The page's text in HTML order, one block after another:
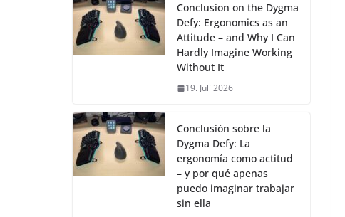
Conclusion on the Dygma
Defy: Ergonomics as an
Attitude – and Why I Can
Hardly Imagine Working
Without It
19. Juli 2026
Conclusión sobre la
Dygma Defy: La
ergonomía como actitud
– y por qué apenas
puedo imaginar trabajar
sin ella